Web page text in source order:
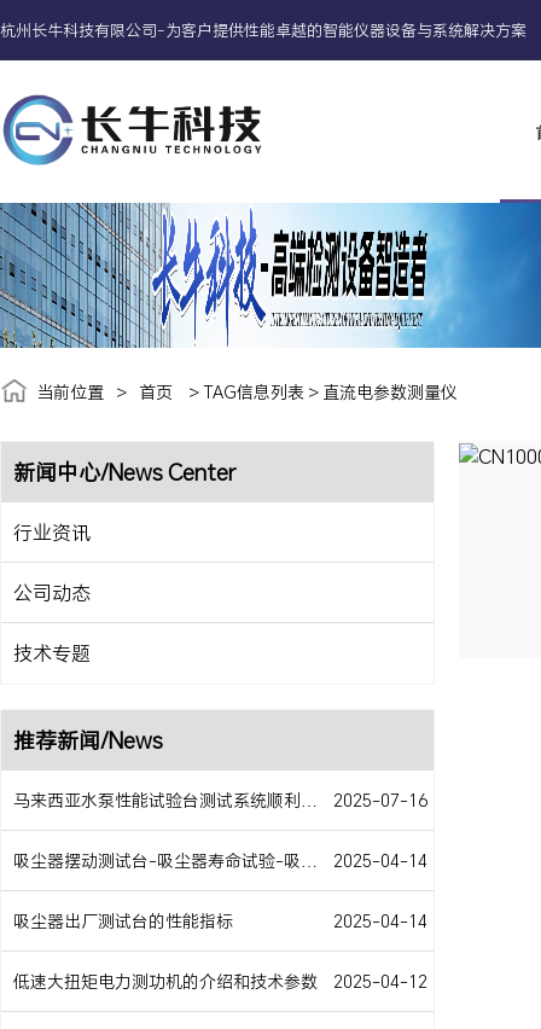
杭州长牛科技有限公司-为客户提供性能卓越的智能仪器设备与系统解决方案
当前位置 > 首页 > TAG信息列表 > 直流电参数测量仪
新闻中心/News Center
行业资讯
公司动态
技术专题
推荐新闻/News
马来西亚水泵性能试验台测试系统顺利交货 2025-07-16
吸尘器摆动测试台-吸尘器寿命试验-吸尘器移动床-吸尘器空气数据测试 2025-04-14
吸尘器出厂测试台的性能指标 2025-04-14
低速大扭矩电力测功机的介绍和技术参数 2025-04-12